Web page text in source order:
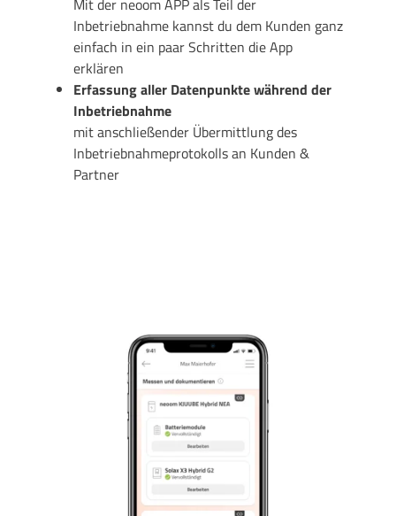
Mit der neoom APP als Teil der
Inbetriebnahme kannst du dem Kunden ganz
einfach in ein paar Schritten die App
erklären
Erfassung aller Datenpunkte während der
Inbetriebnahme
mit anschließender Übermittlung des
Inbetriebnahmeprotokolls an Kunden &
Partner